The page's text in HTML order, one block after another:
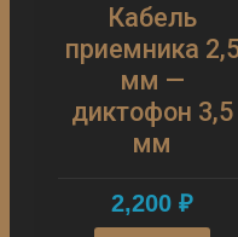
Кабель
приемника
мм —
диктофон 3,5
мм
2,200₽